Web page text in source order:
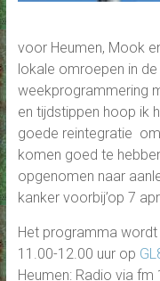
voor Heumen, Mook
lokale omroepen in
weekprogrammering
en tijdstippen hoop ik
goede reintegratie
komen goed te
opgenomen naar
kanker voorbij’op 7
Het programma
11.00-12.00 uur op
Heumen: Radio via fm